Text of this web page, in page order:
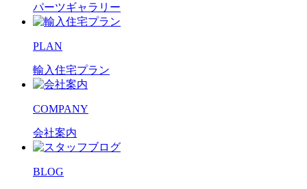
パーツギャラリー
PLAN
輸入住宅プラン
COMPANY
会社案内
BLOG